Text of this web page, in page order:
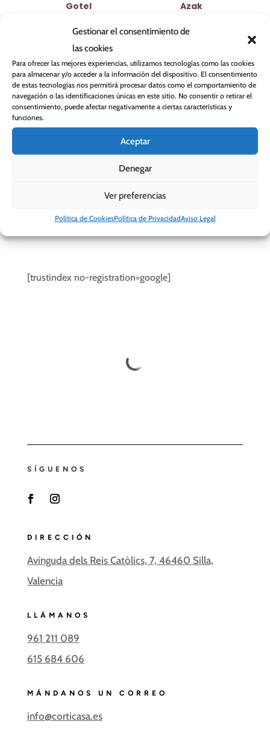
Gestionar el consentimiento de
las cookies
Para ofrecer las mejores experiencias, utilizamos tecnologías como las cookies
para almacenar y/o acceder a la información del dispositivo. El consentimiento
de estas tecnologías nos permitirá procesar datos como el comportamiento de
navegación o las identificaciones únicas en este sitio. No consentir o retirar el
consentimiento, puede afectar negativamente a ciertas características y
funciones.
Aceptar
Denegar
Ver preferencias
Política de CookiesPolítica de PrivacidadAviso Legal
Gotel
Azak
18,90
[trustindex no-registration=google]
SÍGUENOS
s
a
r
m
DIRECCIÓN
Avinguda dels Reis Catòlics, 7, 46460 Silla,
Valencia
LLÁMANOS
961 211 089
615 684 606
MÁNDANOS UN CORREO
info@corticasa.es